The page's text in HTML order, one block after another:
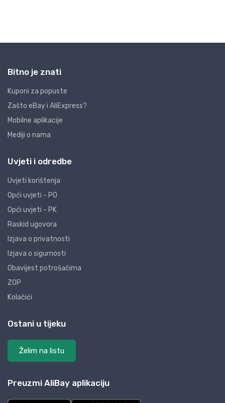
Bitno je znati
Kuponi za popuste
Zašto eBay i AliExpress?
Mobilne aplikacije
Mediji o nama
Uvjeti i odredbe
Uvjeti korištenja
Opći uvjeti - PO
Opći uvjeti - PK
Raskid ugovora
Izjava o privatnosti
Izjava o sigurnosti
Obavijest potrošačima
ZOP
Kolačići
Ostani u tijeku
Želim na listu
Preuzmi AliBay aplikaciju